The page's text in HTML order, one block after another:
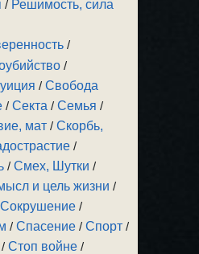
/ Решимость, сила
/
/
/Свобода
/Секта /Семья /
мат /Скорбь,
/
/Смех, Шутки /
и цель жизни /
Сокрушение /
/Спасение /Спорт /
/Стоп войне /